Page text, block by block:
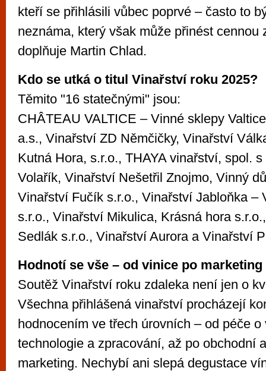
kteří se přihlásili vůbec poprvé – často to
neznáma, který však může přinést cennou
doplňuje Martin Chlad.
Kdo se utká o titul Vinařství roku 2025?
Těmito "16 statečnými" jsou:
CHÂTEAU VALTICE – Vinné sklepy
a.s., Vinařství ZD Němčičky, Vinařství
Kutná Hora, s.r.o., THAYA vinařství, spol.
Volařík, Vinařství Nešetřil Znojmo, Vinný
Vinařství Fučík s.r.o., Vinařství Jabloňka –
s.r.o., Vinařství Mikulica, Krásná hora
Sedlák s.r.o., Vinařství Aurora a Vinařství
Hodnotí se vše – od vinice po marketing
Soutěž Vinařství roku zdaleka není jen o
Všechna přihlášená vinařství procházejí
hodnocením ve třech úrovních – od péče o
technologie a zpracování, až po obchodní
marketing. Nechybí ani slepá degustace